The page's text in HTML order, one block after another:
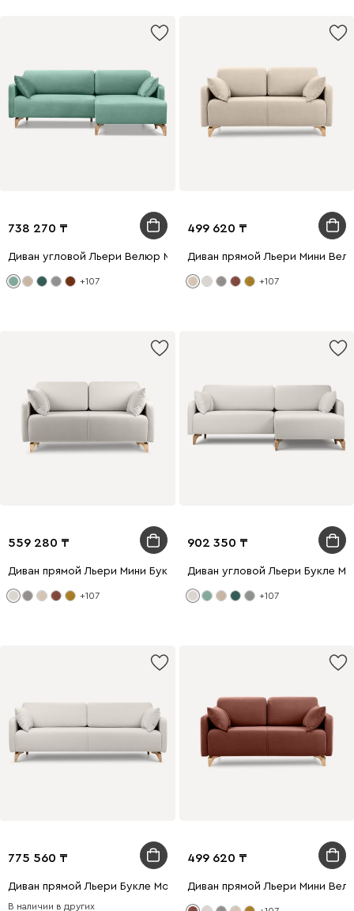
738 270
Диван угловой Льери Велюр Мятный
+107
499 620
Диван прямой Льери Мини
+107
559 280
Диван прямой Льери Мини Букле Молочный
+107
902 350
Диван угловой Льери Букле
+107
775 560
Диван прямой Льери Букле Молочный
В наличии в других
499 620
Диван прямой Льери Мини